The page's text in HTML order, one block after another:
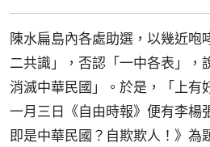
陳水扁島內各處助選，以幾近咆
二共識」，否認「一中各表」，
消滅中華民國」。於是，「上有
一月三日《自由時報》便有李楊
即是中華民國？自欺欺人！》為